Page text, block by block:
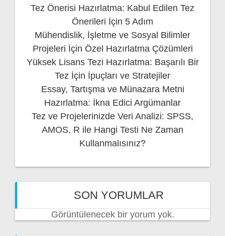
Tez Önerisi Hazırlatma: Kabul Edilen Tez
Önerileri İçin 5 Adım
Mühendislik, İşletme ve Sosyal Bilimler
Projeleri İçin Özel Hazırlatma Çözümleri
Yüksek Lisans Tezi Hazırlatma: Başarılı Bir
Tez İçin İpuçları ve Stratejiler
Essay, Tartışma ve Münazara Metni
Hazırlatma: İkna Edici Argümanlar
Tez ve Projelerinizde Veri Analizi: SPSS,
AMOS, R ile Hangi Testi Ne Zaman
Kullanmalısınız?
SON YORUMLAR
Görüntülenecek bir yorum yok.